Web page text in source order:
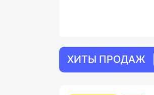
ХИТЫ ПРОДАЖ